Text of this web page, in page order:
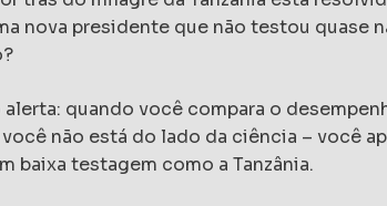
nova presidente que não testou quase
quando você compara o
não está do lado da ciência – você
baixa testagem como a Tanzânia.